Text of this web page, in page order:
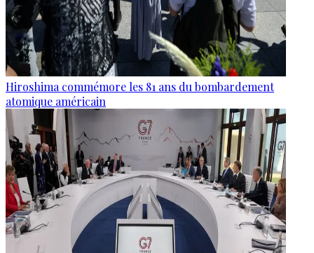
Hiroshima commémore les 81 ans du bombardement
atomique américain